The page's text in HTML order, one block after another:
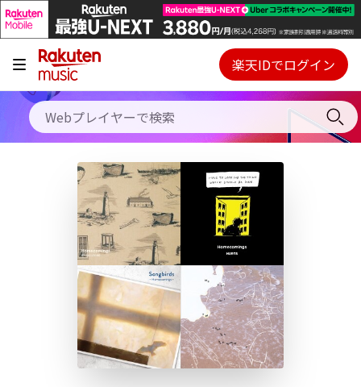
キャンペーン
料金プラン
使い方
初回30日間無料お試し
Webプレイヤー
ご契約内容の確認・変更
楽天IDでログイン